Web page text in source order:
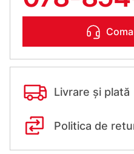
Livrare și plată
Politica de